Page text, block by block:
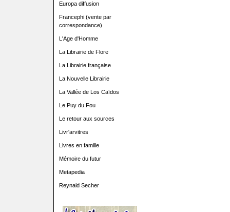
Europa diffusion
Francephi (vente par
correspondance)
L'Age d'Homme
La Librairie de Flore
La Librairie française
La Nouvelle Librairie
La Vallée de Los Caïdos
Le Puy du Fou
Le retour aux sources
Livr'arvitres
Livres en famille
Mémoire du futur
Metapedia
Reynald Secher